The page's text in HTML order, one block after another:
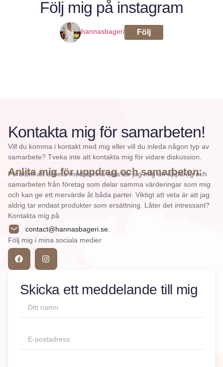
Följ mig på instagram
hannasbageri Följ
Kontakta mig för samarbeten!
Vill du komma i kontakt med mig eller vill du inleda någon typ av
samarbete? Tveka inte att kontakta mig för vidare diskussion.
Anlita mig för uppdrag och samarbeten:
Förutom att arbeta med denna sida tar jag mig an uppdrag och
samarbeten från företag som delar samma värderingar som mig
och kan ge ett mervärde åt båda parter. Viktigt att veta är att jag
aldrig tar endast produkter som ersättning. Låter det intressant?
Kontakta mig på
contact@hannasbageri.se.
Följ mig i mina sociala medier
Skicka ett meddelande till mig